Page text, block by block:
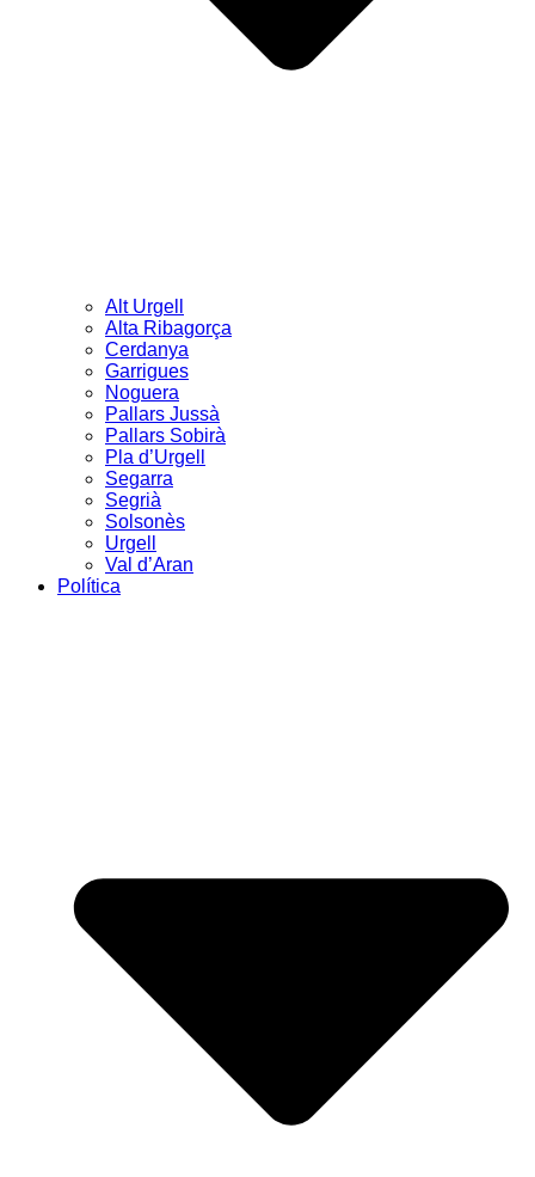
Alt Urgell
Alta Ribagorça
Cerdanya
Garrigues
Noguera
Pallars Jussà
Pallars Sobirà
Pla d’Urgell
Segarra
Segrià
Solsonès
Urgell
Val d’Aran
Política